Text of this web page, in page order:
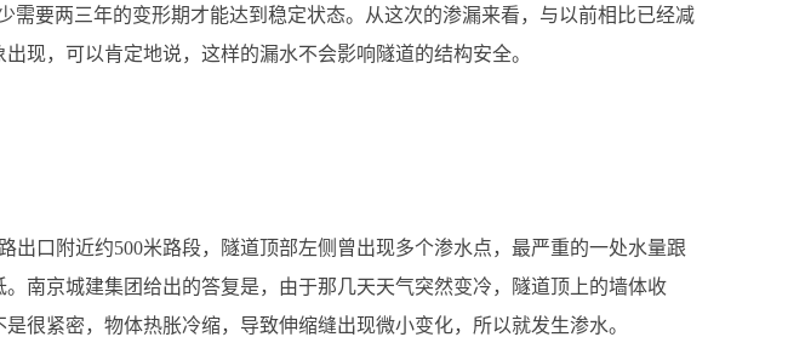
需要两三年的变形期才能达到稳定状态。从这次的渗漏来看，与以前相比已经减
现，可以肯定地说，这样的漏水不会影响隧道的结构安全。
出口附近约500米路段，隧道顶部左侧曾出现多个渗水点，最严重的一处水量跟
南京城建集团给出的答复是，由于那几天天气突然变冷，隧道顶上的墙体收
很紧密，物体热胀冷缩，导致伸缩缝出现微小变化，所以就发生渗水。